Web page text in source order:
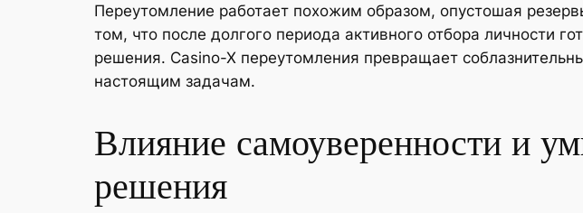
Переутомление работает похожим образом, опустошая
том, что после долгого периода активного отбора личности
решения. Casino-X переутомления превращает
настоящим задачам.
Влияние самоуверенности и
решения